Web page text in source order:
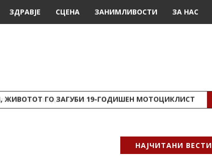
ЗДРАВЈЕ СЦЕНА ЗАНИМЛИВОСТИ ЗА НАС
ЖИВОТОТ ГО ЗАГУБИ 19-ГОДИШЕН МОТОЦИКЛИСТ
НАЈЧИТАНИ ВЕСТИ